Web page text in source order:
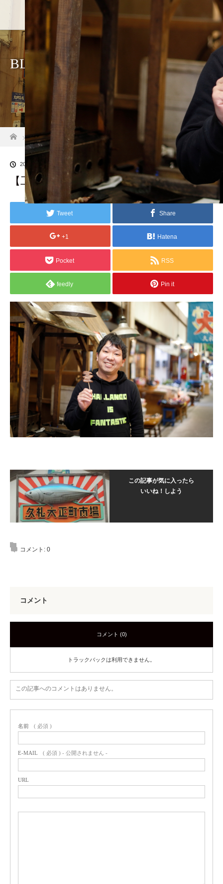
ホーム アクセス・
BLOG
ホーム
ブログ一覧 【工藤さんサブ１】_MG_0856-72j
2022.07.11
【工藤さんサブ１】_MG_0856-72j
Tweet Share
+1 Hatena
Pocket RSS
feedly Pin it
この記事が気に入ったら
いいね！しよう
コメント: 0
コメント
コメント (0)
トラックバックは利用できません。
この記事へのコメントはありません。
名前 ( 必須 )
E-MAIL ( 必須 ) - 公開されません -
URL